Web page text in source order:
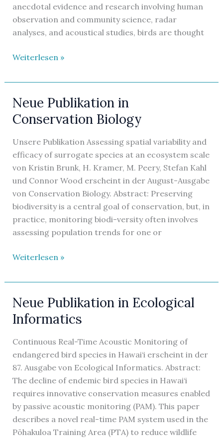
anecdotal evidence and research involving human
observation and community science, radar
analyses, and acoustical studies, birds are thought
Neue
in
Scientific
Reports
Weiterlesen »
Neue Publikation in
Conservation Biology
Unsere Publikation Assessing spatial variability and
efficacy of surrogate species at an ecosystem scale
von Kristin Brunk, H. Kramer, M. Peery, Stefan Kahl
und Connor Wood erscheint in der August-Ausgabe
von Conservation Biology. Abstract: Preserving
biodiversity is a central goal of conservation, but, in
practice, monitoring biodi-versity often involves
assessing population trends for one or
Neue
in
Biology
Weiterlesen »
Neue Publikation in Ecological
Informatics
Continuous Real-Time Acoustic Monitoring of
endangered bird species in Hawai‘i erscheint in der
87. Ausgabe von Ecological Informatics. Abstract:
The decline of endemic bird species in Hawai‘i
requires innovative conservation measures enabled
by passive acoustic monitoring (PAM). This paper
describes a novel real-time PAM system used in the
Pōhakuloa Training Area (PTA) to reduce wildlife